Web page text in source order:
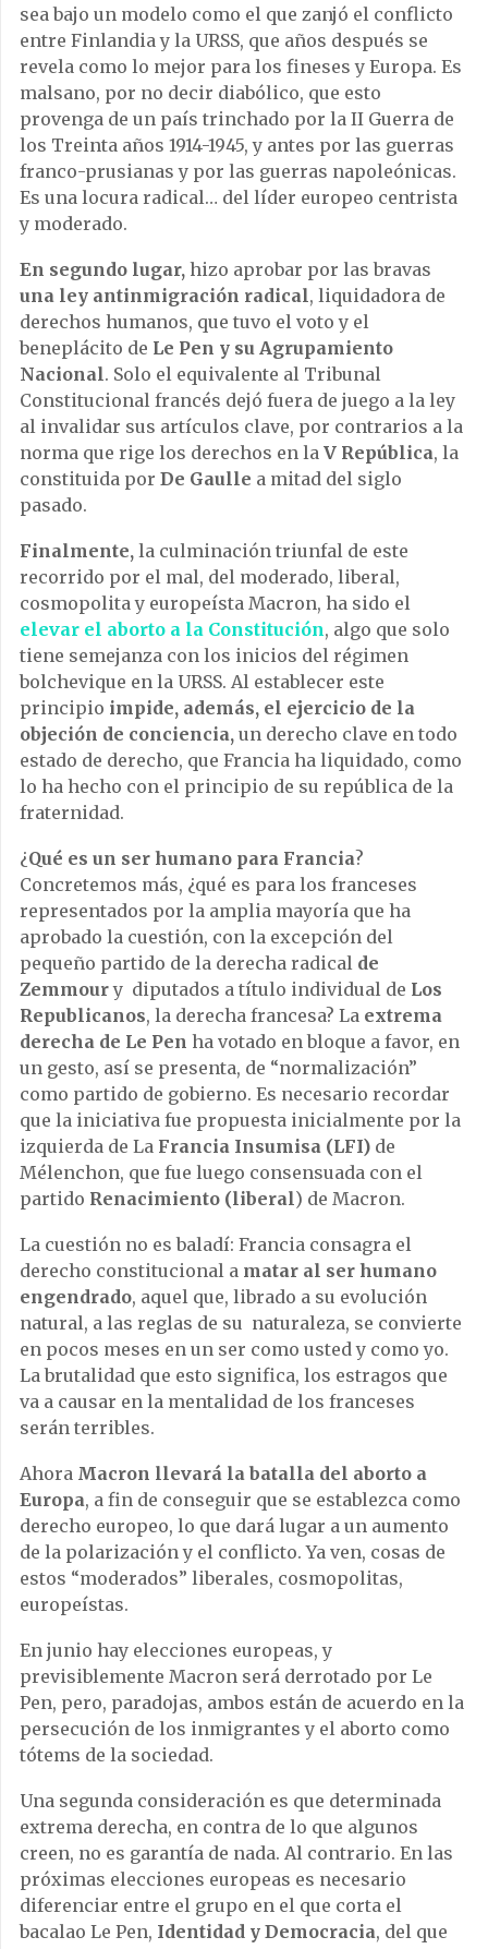
sea bajo un modelo como el que zanjó el conflicto
entre Finlandia y la URSS, que años después se
revela como lo mejor para los fineses y Europa. Es
malsano, por no decir diabólico, que esto
provenga de un país trinchado por la II Guerra de
los Treinta años 1914-1945, y antes por las guerras
franco-prusianas y por las guerras napoleónicas.
Es una locura radical… del líder europeo centrista
y moderado.
En segundo lugar, hizo aprobar por las bravas
una ley antinmigración radical, liquidadora de
derechos humanos, que tuvo el voto y el
beneplácito de Le Pen y su Agrupamiento
Nacional. Solo el equivalente al Tribunal
Constitucional francés dejó fuera de juego a la ley
al invalidar sus artículos clave, por contrarios a la
norma que rige los derechos en la V República, la
constituida por De Gaulle a mitad del siglo
pasado.
Finalmente, la culminación triunfal de este
recorrido por el mal, del moderado, liberal,
cosmopolita y europeísta Macron, ha sido el
elevar el aborto a la Constitución, algo que solo
tiene semejanza con los inicios del régimen
bolchevique en la URSS. Al establecer este
principio impide, además, el ejercicio de la
objeción de conciencia, un derecho clave en todo
estado de derecho, que Francia ha liquidado, como
lo ha hecho con el principio de su república de la
fraternidad.
¿Qué es un ser humano para Francia?
Concretemos más, ¿qué es para los franceses
representados por la amplia mayoría que ha
aprobado la cuestión, con la excepción del
pequeño partido de la derecha radical de
Zemmoury diputados a título individual de Los
Republicanos, la derecha francesa? La extrema
derecha de Le Pen ha votado en bloque a favor, en
un gesto, así se presenta, de “normalización”
como partido de gobierno. Es necesario recordar
que la iniciativa fue propuesta inicialmente por la
izquierda de La Francia Insumisa (LFI) de
Mélenchon, que fue luego consensuada con el
partido Renacimiento (liberal) de Macron.
La cuestión no es baladí: Francia consagra el
derecho constitucional a matar al ser humano
engendrado, aquel que, librado a su evolución
natural, a las reglas de su naturaleza, se convierte
en pocos meses en un ser como usted y como yo.
La brutalidad que esto significa, los estragos que
va a causar en la mentalidad de los franceses
serán terribles.
Ahora Macron llevará la batalla del aborto a
Europa, a fin de conseguir que se establezca como
derecho europeo, lo que dará lugar a un aumento
de la polarización y el conflicto. Ya ven, cosas de
estos “moderados” liberales, cosmopolitas,
europeístas.
En junio hay elecciones europeas, y
previsiblemente Macron será derrotado por Le
Pen, pero, paradojas, ambos están de acuerdo en la
persecución de los inmigrantes y el aborto como
tótems de la sociedad.
Una segunda consideración es que determinada
extrema derecha, en contra de lo que algunos
creen, no es garantía de nada. Al contrario. En las
próximas elecciones europeas es necesario
diferenciar entre el grupo en el que corta el
bacalao Le Pen, Identidad y Democracia, del que